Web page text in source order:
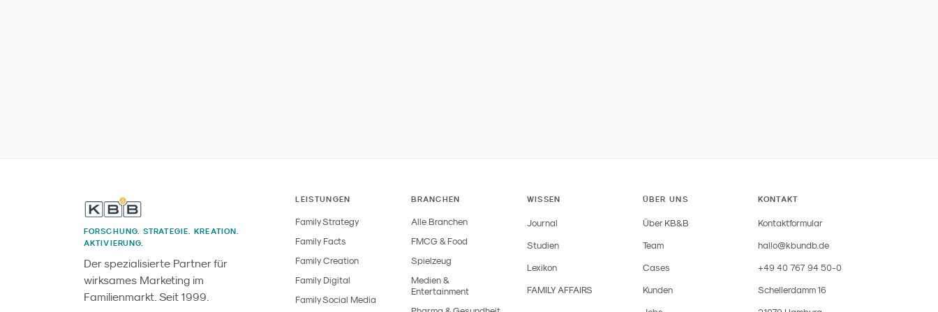
FORSCHUNG. STRATEGIE. KREATION.
AKTIVIERUNG.
Der spezialisierte Partner für
wirksames Marketing im
Familienmarkt. Seit 1999.
LEISTUNGEN
Family Strategy
Family Facts
Family Creation
Family Digital
Family Social Media
BRANCHEN
Alle Branchen
FMCG & Food
Spielzeug
Medien &
Entertainment
WISSEN
Journal
Studien
Lexikon
FAMILY AFFAIRS
ÜBER UNS
Über KB&B
Team
Cases
Kunden
KONTAKT
Kontaktformular
hallo@kbundb.de
+49 40 767 94 50-0
Schellerdamm 16